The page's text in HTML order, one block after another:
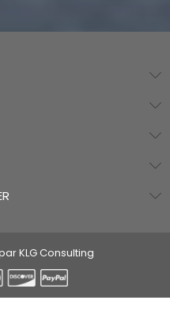
KLG Consulting